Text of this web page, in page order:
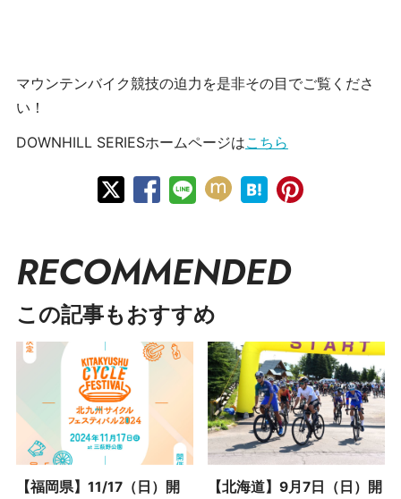
マウンテンバイク競技の迫力を是非その目でご覧くださ
い！
DOWNHILL SERIESホームページはこちら
RECOMMENDED
この記事もおすすめ
【福岡県】11/17（日）開
【北海道】9月7日（日）開